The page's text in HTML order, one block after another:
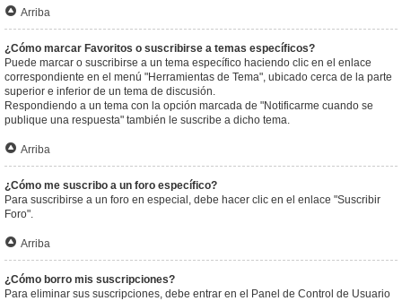
Arriba
¿Cómo marcar Favoritos o suscribirse a temas específicos?
Puede marcar o suscribirse a un tema específico haciendo clic en el enlace
correspondiente en el menú "Herramientas de Tema", ubicado cerca de la parte
superior e inferior de un tema de discusión.
Respondiendo a un tema con la opción marcada de "Notificarme cuando se
publique una respuesta" también le suscribe a dicho tema.
Arriba
¿Cómo me suscribo a un foro específico?
Para suscribirse a un foro en especial, debe hacer clic en el enlace "Suscribir
Foro".
Arriba
¿Cómo borro mis suscripciones?
Para eliminar sus suscripciones, debe entrar en el Panel de Control de Usuario